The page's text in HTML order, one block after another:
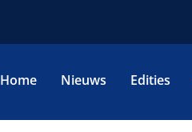
Home Nieuws Edities